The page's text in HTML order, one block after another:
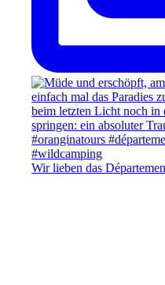
Wir lieben das